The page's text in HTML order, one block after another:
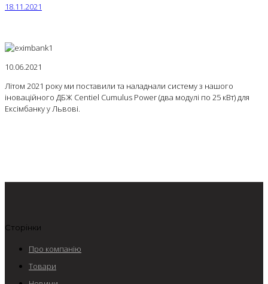
18.11.2021
10.06.2021
Літом 2021 року ми поставили та наладнали систему з нашого
іноваційного ДБЖ Centiel Cumulus Power (два модулі по 25 кВт) для
Ексімбанку у Львові.
Сторінки
Про компанію
Товари